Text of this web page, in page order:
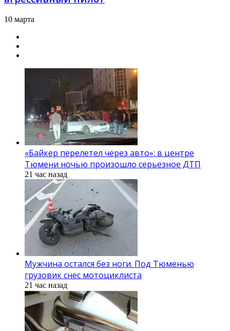
10 марта
«Байкер перелетел через авто»: в центре
Тюмени ночью произошло серьезное ДТП
21 час назад
Мужчина остался без ноги. Под Тюменью
грузовик снес мотоциклиста
21 час назад